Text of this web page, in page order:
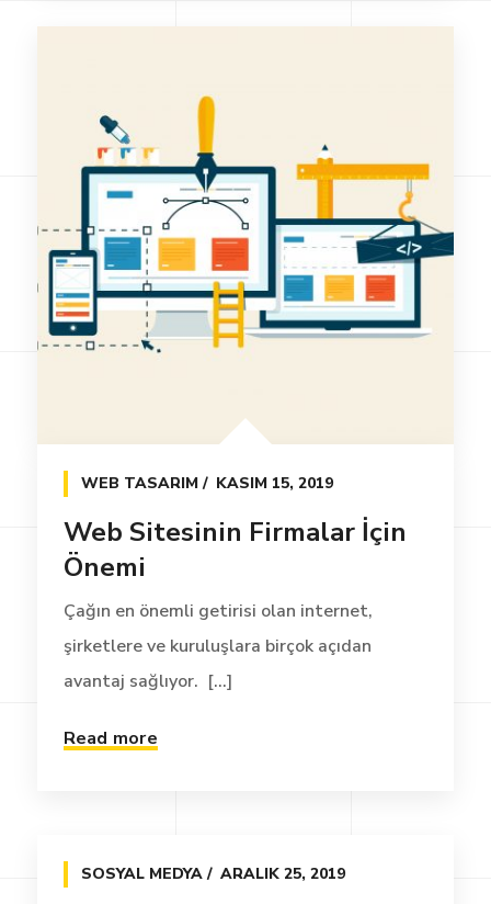
WEB TASARIM KASIM 15, 2019
Web Sitesinin Firmalar İçin
Önemi
Çağın en önemli getirisi olan internet,
şirketlere ve kuruluşlara birçok açıdan
avantaj sağlıyor. [...]
Read more
SOSYAL MEDYA ARALIK 25, 2019